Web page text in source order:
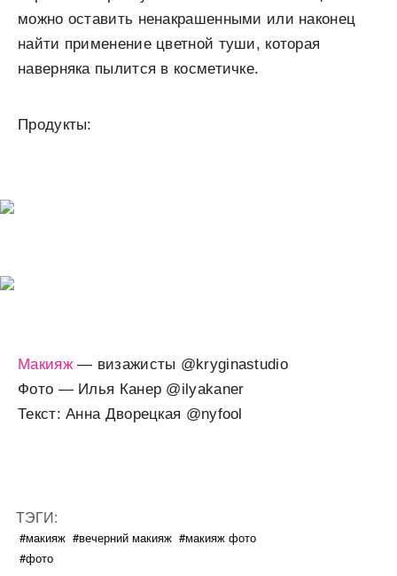
можно оставить ненакрашенными или наконец
найти применение цветной туши, которая
наверняка пылится в косметичке.
Продукты:
Макияж— визажисты @kryginastudio
Фото — Илья Канер @ilyakaner
Текст: Анна Дворецкая @nyfool
ТЭГИ:
#макияж #вечерний макияж #макияж фото
#фото